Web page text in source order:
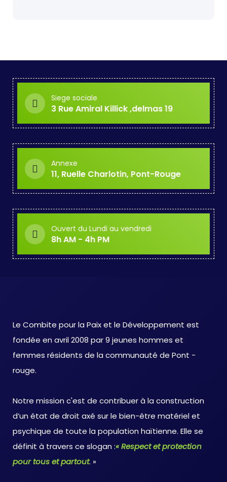
Siege sociale
3 Rue Amiral Killick ,delmas 19
Annexe
11, Ruelle Charlotin, Pont-Rouge
Ouvert du Lundi au vendredi
8h AM - 4h PM
Le Combite pour la Paix et le Développement est
fondée en avril 2008 par 9 jeunes hommes et
femmes résidents de la communauté de Pont -
rouge.
Notre mission c'est de contribuer à la construction
d’un état de droit axé sur le bien-être matériel et
psychique de toute la population haïtienne. Elle se
définit à travers ce slogan :« Respect et protection
pour tous et partout. »